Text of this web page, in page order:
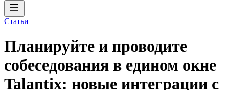
Статьи
Планируйте и проводите
собеседования в едином окне
Talantix: новые интеграции с